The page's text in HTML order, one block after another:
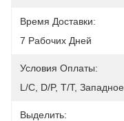
Время Доставки:
7 Рабочих Дней
Условия Оплаты:
L/C, D/P, T/T,
Выделить: